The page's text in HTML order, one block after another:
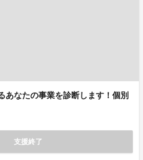
あなたの事業を診断します！個別
支援終了